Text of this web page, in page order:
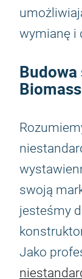
wymianę i
swoją
jesteśmy
Jako